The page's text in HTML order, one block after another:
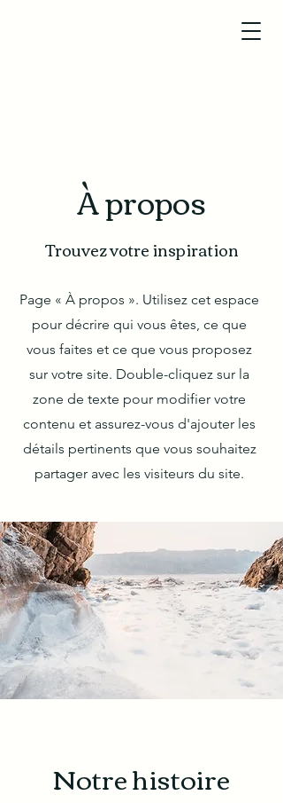
À propos
Trouvez votre inspiration
Page « À propos ». Utilisez cet espace
pour décrire qui vous êtes, ce que
vous faites et ce que vous proposez
sur votre site. Double-cliquez sur la
zone de texte pour modifier votre
contenu et assurez-vous d'ajouter les
détails pertinents que vous souhaitez
partager avec les visiteurs du site.
Notre histoire